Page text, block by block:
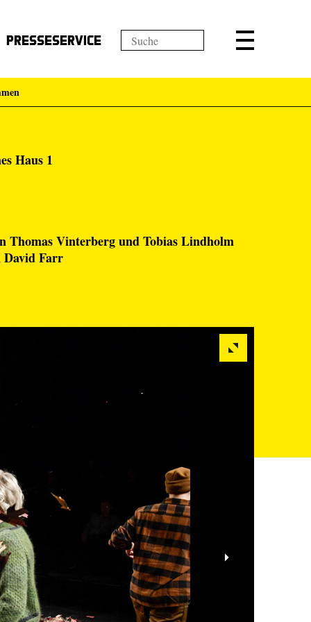
Presseservice
Haus 1
Thomas Vinterberg und Tobias Lindholm
David Farr